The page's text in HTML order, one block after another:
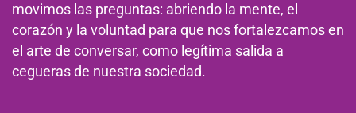
movimos las preguntas: abriendo la mente, el
corazón y la voluntad para que nos fortalezcamos en
el arte de conversar, como legítima salida a
cegueras de nuestra sociedad.